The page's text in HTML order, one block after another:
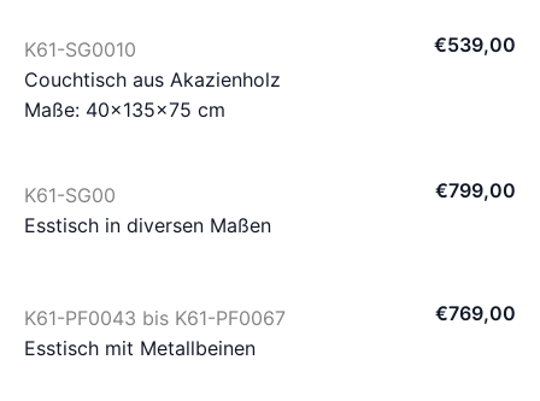
K61-SG0010 €539,00
Couchtisch aus Akazienholz
Maße: 40×135×75 cm
K61-SG00 €799,00
Esstisch in diversen Maßen
K61-PF0043 bis K61-PF0067 €769,00
Esstisch mit Metallbeinen